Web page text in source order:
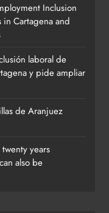
Inclusion
Cartagena and
laboral de
y pide ampliar
de Aranjuez
years
also be